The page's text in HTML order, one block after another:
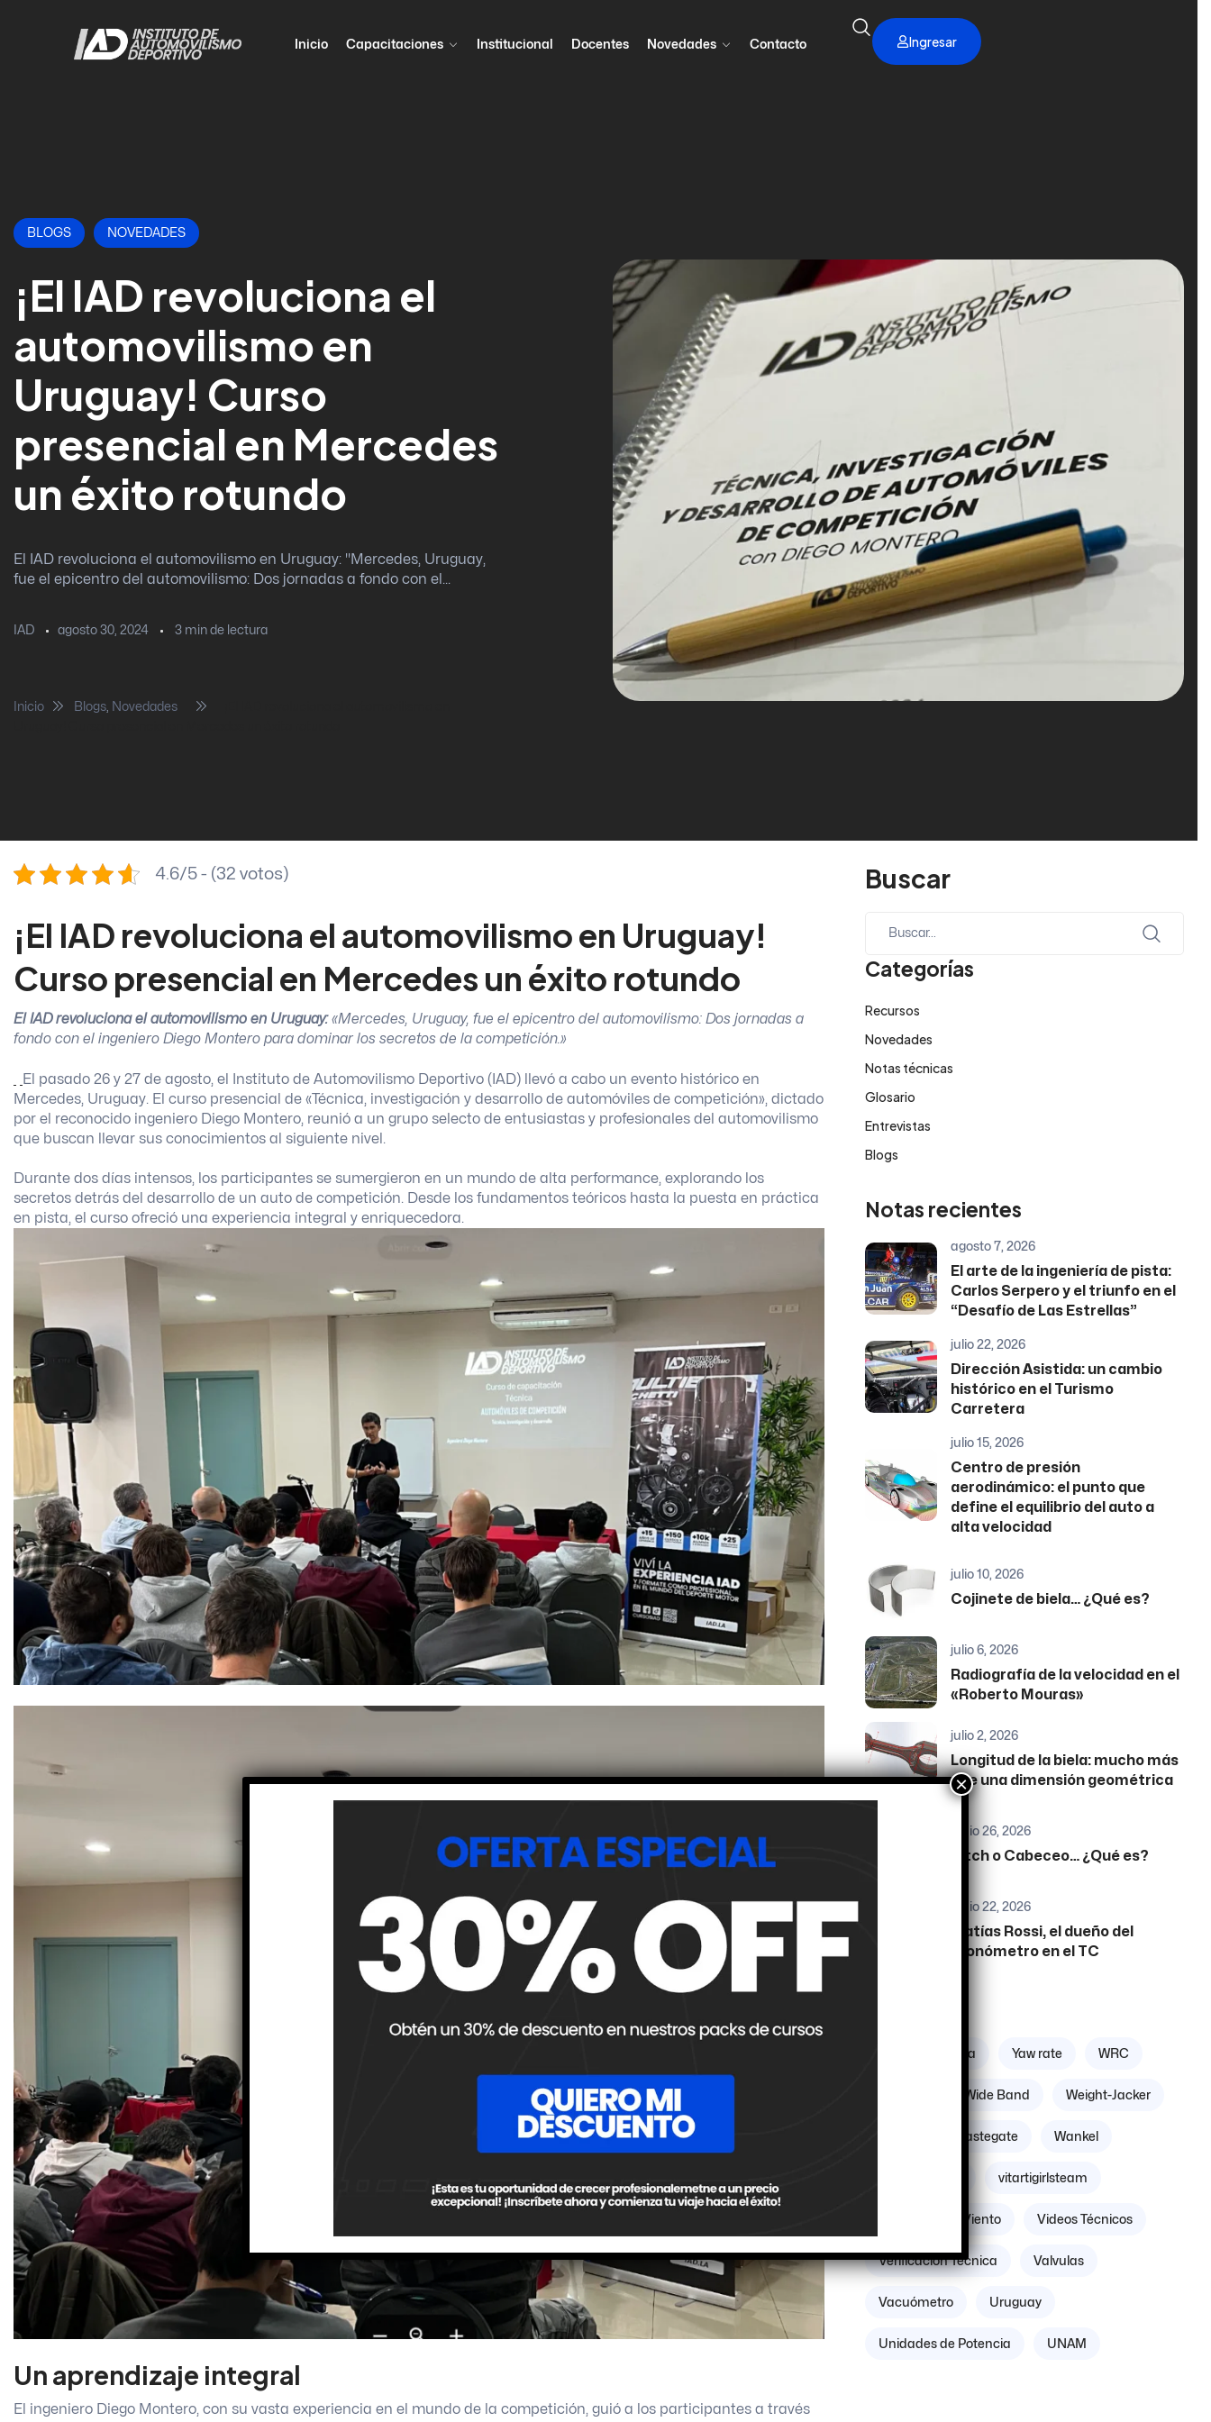
Inicio Capacitaciones Institucional Docentes Novedades Contacto Ingresar
BLOGS NOVEDADES
¡El IAD revoluciona el
automovilismo en
Uruguay! Curso
presencial en Mercedes
un éxito rotundo
El IAD revoluciona el automovilismo en Uruguay: "Mercedes, Uruguay,
fue el epicentro del automovilismo: Dos jornadas a fondo con el...
IAD agosto 30, 2024 3 min de lectura
Inicio Blogs Novedades
4.6/5 - (32 votos)
¡El IAD revoluciona el automovilismo en Uruguay!
Curso presencial en Mercedes un éxito rotundo
El IAD revoluciona el automovilismo en Uruguay:«Mercedes, Uruguay, fue el epicentro del automovilismo: Dos jornadas a
fondo con el ingeniero Diego Montero para dominar los secretos de la competición.»
El pasado 26 y 27 de agosto, el Instituto de Automovilismo Deportivo (IAD) llevó a cabo un evento histórico en
Mercedes, Uruguay. El curso presencial de «Técnica, investigación y desarrollo de automóviles de competición», dictado
por el reconocido ingeniero Diego Montero, reunió a un grupo selecto de entusiastas y profesionales del automovilismo
que buscan llevar sus conocimientos al siguiente nivel.
Durante dos días intensos, los participantes se sumergieron en un mundo de alta performance, explorando los
secretos detrás del desarrollo de un auto de competición. Desde los fundamentos teóricos hasta la puesta en práctica
en pista, el curso ofreció una experiencia integral y enriquecedora.
Un aprendizaje integral
El ingeniero Diego Montero, con su vasta experiencia en el mundo de la competición, guió a los participantes a través
Buscar
Categorías
Recursos
Novedades
Notas técnicas
Glosario
Entrevistas
Blogs
Notas recientes
agosto 7, 2026
El arte de la ingeniería de pista:
Carlos Serpero y el triunfo en el
“Desafío de Las Estrellas”
julio 22, 2026
Dirección Asistida: un cambio
histórico en el Turismo
Carretera
julio 15, 2026
Centro de presión
aerodinámico: el punto que
define el equilibrio del auto a
alta velocidad
julio 10, 2026
Cojinete de biela… ¿Qué es?
julio 6, 2026
Radiografía de la velocidad en el
«Roberto Mouras»
julio 2, 2026
Longitud de la biela: mucho más
que una dimensión geométrica
junio 26, 2026
Pitch o Cabeceo… ¿Qué es?
junio 22, 2026
Matías Rossi, el dueño del
cronómetro en el TC
Zona geográfica Yaw rate WRC
Wide Band Weight-Jacker
Wastegate Wankel
vitartigirlsteam
Viento Videos Técnicos
Verificación Técnica Valvulas
Vacuómetro Uruguay
Unidades de Potencia UNAM
×